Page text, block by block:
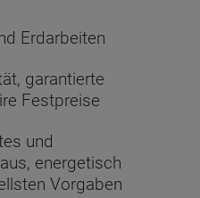
Erdarbeiten
garantierte
Festpreise
und
energetisch
Vorgaben